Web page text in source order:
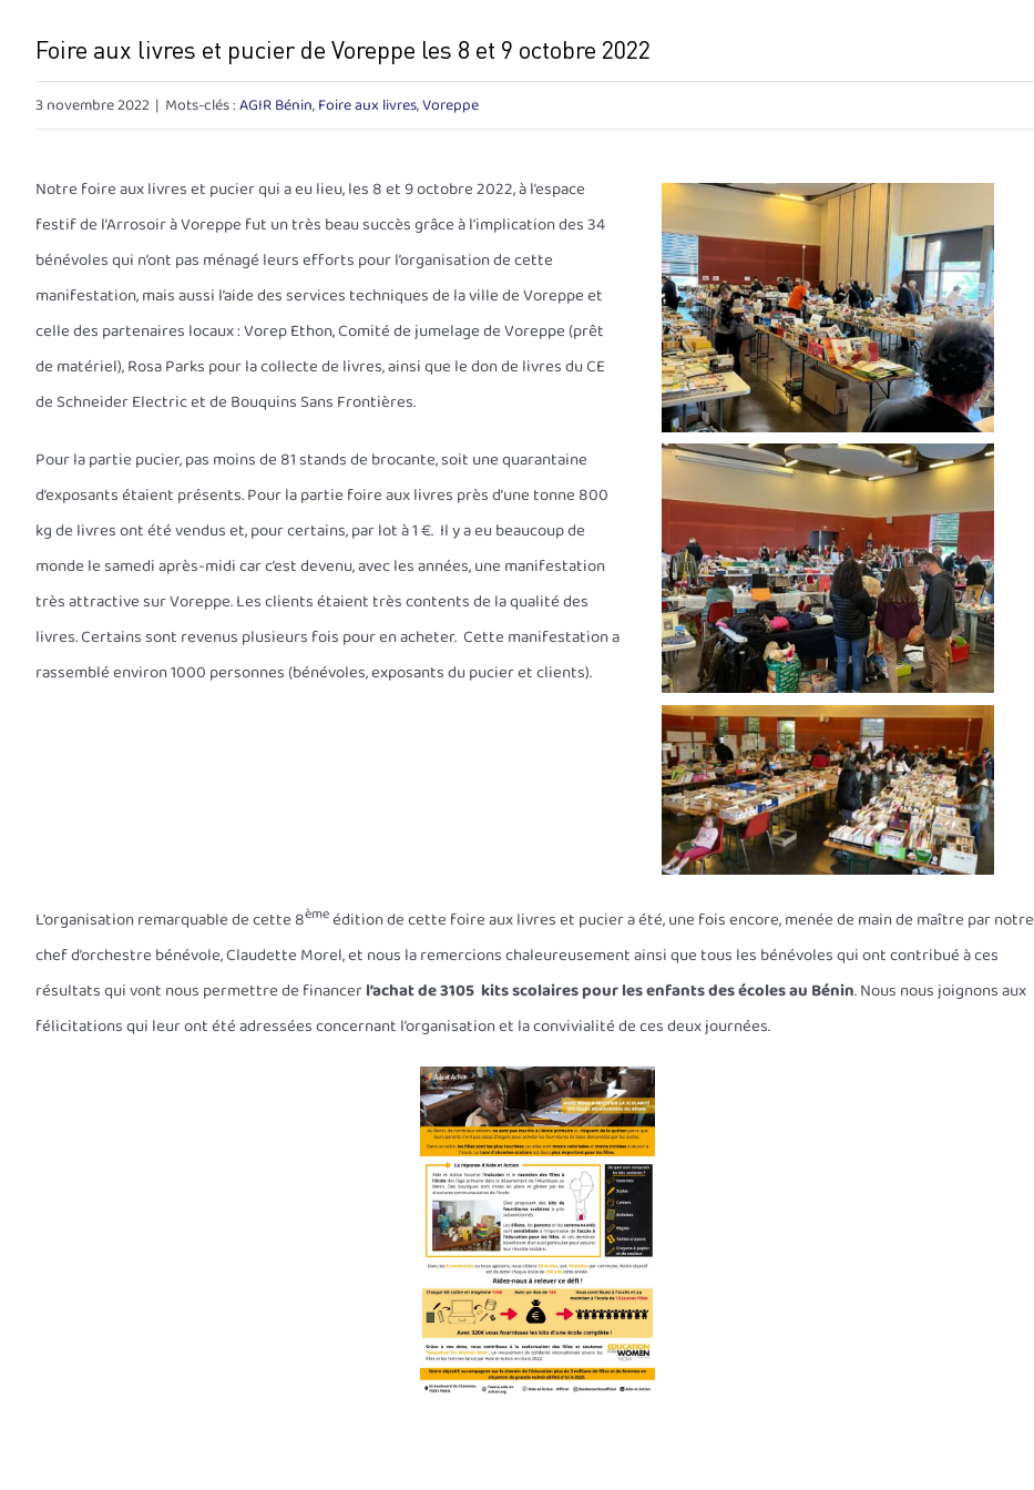
Foire aux livres et pucier de Voreppe les 8 et 9 octobre 2022
3 novembre 2022 | Mots-clés :AGIR Bénin,Foire aux livres,Voreppe
Notre foire aux livres et pucier qui a eu lieu, les 8 et 9 octobre 2022, à l’espace
festif de l’Arrosoir à Voreppe fut un très beau succès grâce à l’implication des 34
bénévoles qui n’ont pas ménagé leurs efforts pour l’organisation de cette
manifestation, mais aussi l’aide des services techniques de la ville de Voreppe et
celle des partenaires locaux : Vorep Ethon, Comité de jumelage de Voreppe (prêt
de matériel), Rosa Parks pour la collecte de livres, ainsi que le don de livres du CE
de Schneider Electric et de Bouquins Sans Frontières.
Pour la partie pucier, pas moins de 81 stands de brocante, soit une quarantaine
d’exposants étaient présents. Pour la partie foire aux livres près d’une tonne 800
kg de livres ont été vendus et, pour certains, par lot à 1 €. Il y a eu beaucoup de
monde le samedi après-midi car c’est devenu, avec les années, une manifestation
très attractive sur Voreppe. Les clients étaient très contents de la qualité des
livres. Certains sont revenus plusieurs fois pour en acheter. Cette manifestation a
rassemblé environ 1000 personnes (bénévoles, exposants du pucier et clients).
L’organisation remarquable de cette 8èmeédition de cette foire aux livres et pucier a été, une fois encore, menée de main de maître par notre
chef d’orchestre bénévole, Claudette Morel, et nous la remercions chaleureusement ainsi que tous les bénévoles qui ont contribué à ces
résultats qui vont nous permettre de financerl’achat de 3105 kits scolaires pour les enfants des écoles au Bénin. Nous nous joignons aux
félicitations qui leur ont été adressées concernant l’organisation et la convivialité de ces deux journées.